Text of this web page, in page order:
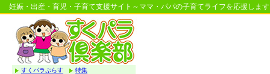
妊娠・出産・育児・子育て支援サイト～ママ・パパの子育てライフを応援しま
すくパラぷらす 特集